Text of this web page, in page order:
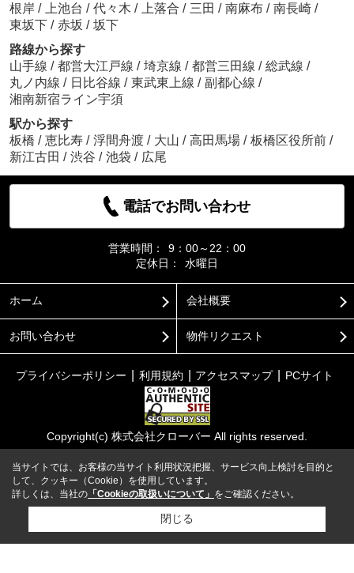
根岸 / 上池台 / 代々木 / 上落合 / 三田 / 南麻布 / 南長崎 /
東坂下 / 赤坂 / 坂下
路線から探す
山手線 / 都営大江戸線 / 埼京線 / 都営三田線 / 総武線 /
丸ノ内線 / 日比谷線 / 東武東上線 / 副都心線 /
湘南新宿ライン宇須
駅から探す
板橋 / 恵比寿 / 浮間舟渡 / 大山 / 高田馬場 / 板橋区役所前 /
新江古田 / 渋谷 / 池袋 / 広尾
電話でお問い合わせ
営業時間：
9：00～22：00
定休日：
水曜日
ホーム 会社概要
お問い合わせ 物件リクエスト
プライバシーポリシー 利用規約 アクセスマップ PCサイト
Copyright(c) 株式会社クローバー All rights reserved.
当サイトでは、お客様の当サイト利用状況把握、サービス向上検討を目的と
して、クッキー（Cookie）を使用しています。
詳しくは、当社の 「Cookieの取扱いについて」 をご確認ください。
閉じる